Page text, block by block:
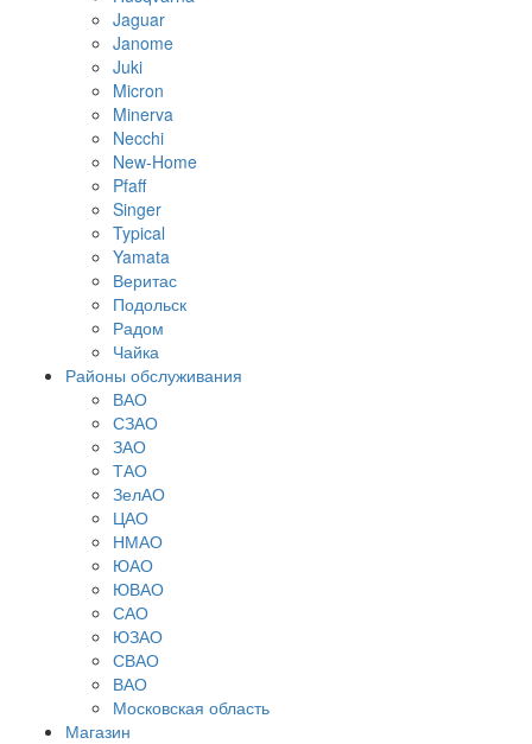
Jaguar
Janome
Juki
Micron
Minerva
Necchi
New-Home
Pfaff
Singer
Typical
Yamata
Веритас
Подольск
Радом
Чайка
Районы обслуживания
ВАО
СЗАО
ЗАО
ТАО
ЗелАО
ЦАО
НМАО
ЮАО
ЮВАО
САО
ЮЗАО
СВАО
ВАО
Московская область
Магазин